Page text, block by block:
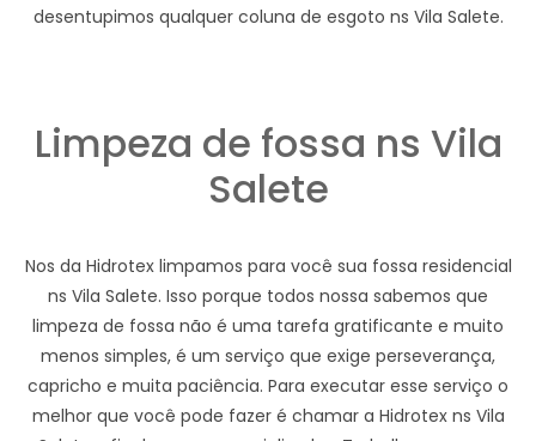
desentupimos qualquer coluna de esgoto ns Vila Salete.
Limpeza de fossa ns Vila
Salete
Nos da Hidrotex limpamos para você sua fossa residencial
ns Vila Salete. Isso porque todos nossa sabemos que
limpeza de fossa não é uma tarefa gratificante e muito
menos simples, é um serviço que exige perseverança,
capricho e muita paciência. Para executar esse serviço o
melhor que você pode fazer é chamar a Hidrotex ns Vila